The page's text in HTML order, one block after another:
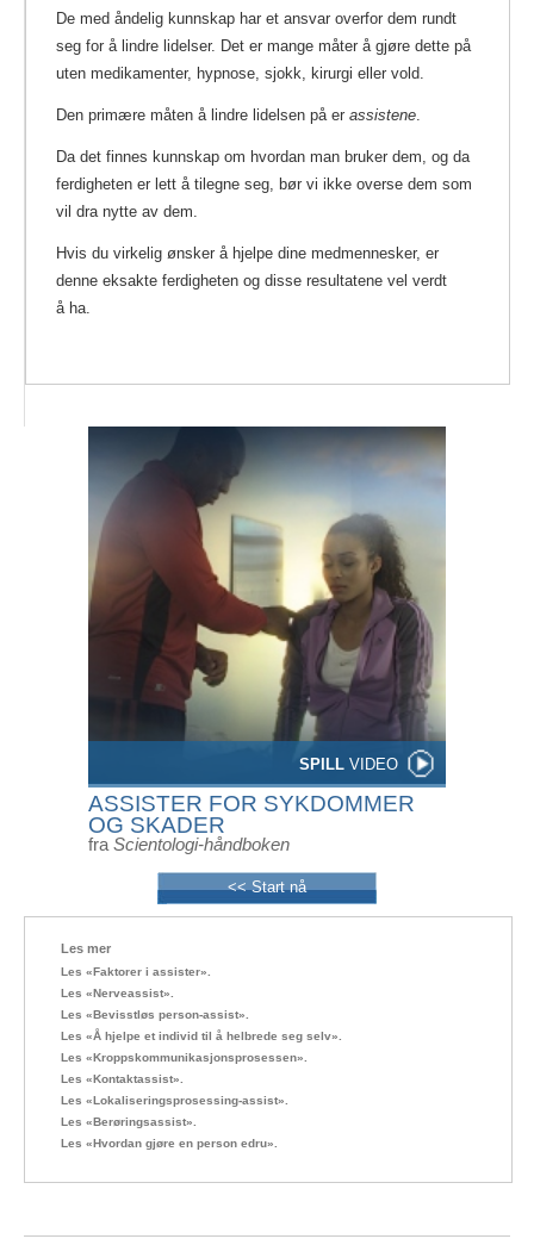
SPILL VIDEO
ASSISTER FOR SYKDOMMER
OG SKADER
fra Scientologi-håndboken
<< Start nå
De med åndelig kunnskap har et ansvar overfor dem rundt
seg for å lindre lidelser. Det er mange måter å gjøre dette på
uten medikamenter, hypnose, sjokk, kirurgi eller vold.
Den primære måten å lindre lidelsen på er assistene.
Da det finnes kunnskap om hvordan man bruker dem, og da
ferdigheten er lett å tilegne seg, bør vi ikke overse dem som
vil dra nytte av dem.
Hvis du virkelig ønsker å hjelpe dine medmennesker, er
denne eksakte ferdigheten og disse resultatene vel verdt
å ha.
Les mer
Les «Faktorer i assister».
Les «Nerveassist».
Les «Bevisstløs person-assist».
Les «Å hjelpe et individ til å helbrede seg selv».
Les «Kroppskommunikasjonsprosessen».
Les «Kontaktassist».
Les «Lokaliseringsprosessing-assist».
Les «Berøringsassist».
Les «Hvordan gjøre en person edru».